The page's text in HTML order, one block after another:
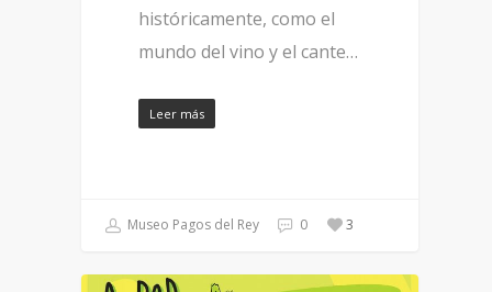
históricamente, como el
mundo del vino y el cante…
Leer más
Museo Pagos del Rey 0 3